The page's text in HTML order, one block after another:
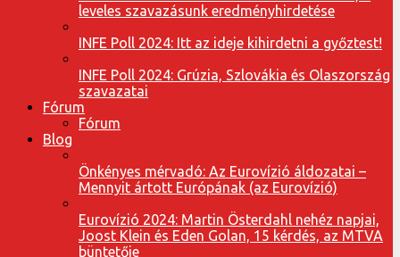
leveles szavazásunk eredményhirdetése
INFE Poll 2024: Itt az ideje kihirdetni a győztest!
INFE Poll 2024: Grúzia, Szlovákia és Olaszország
szavazatai
Fórum
Fórum
Blog
Önkényes mérvadó: Az Eurovízió áldozatai –
Mennyit ártott Európának (az Eurovízió)
Eurovízió 2024: Martin Österdahl nehéz napjai,
Joost Klein és Eden Golan, 15 kérdés, az MTVA
büntetője